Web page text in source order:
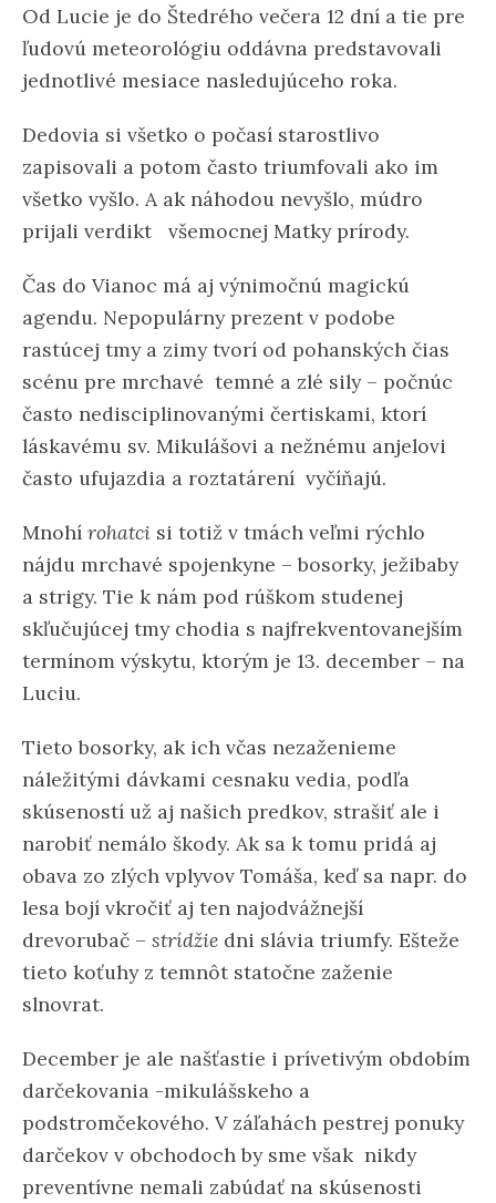
Od Lucie je do Štedrého večera 12 dní a tie pre
ľudovú meteorológiu oddávna predstavovali
jednotlivé mesiace nasledujúceho roka.
Dedovia si všetko o počasí starostlivo
zapisovali a potom často triumfovali ako im
všetko vyšlo. A ak náhodou nevyšlo, múdro
prijali verdikt všemocnej Matky prírody.
Čas do Vianoc má aj výnimočnú magickú
agendu. Nepopulárny prezent v podobe
rastúcej tmy a zimy tvorí od pohanských čias
scénu pre mrchavé temné a zlé sily – počnúc
často nedisciplinovanými čertiskami, ktorí
láskavému sv. Mikulášovi a nežnému anjelovi
často ufujazdia a roztatárení vyčíňajú.
Mnohí rohatci si totiž v tmách veľmi rýchlo
nájdu mrchavé spojenkyne – bosorky, ježibaby
a strigy. Tie k nám pod rúškom studenej
skľučujúcej tmy chodia s najfrekventovanejším
termínom výskytu, ktorým je 13. december – na
Luciu.
Tieto bosorky, ak ich včas nezaženieme
náležitými dávkami cesnaku vedia, podľa
skúseností už aj našich predkov, strašiť ale i
narobiť nemálo škody. Ak sa k tomu pridá aj
obava zo zlých vplyvov Tomáša, keď sa napr. do
lesa bojí vkročiť aj ten najodvážnejší
drevorubač – strídžie dni slávia triumfy. Ešteže
tieto koťuhy z temnôt statočne zaženie
slnovrat.
December je ale našťastie i prívetivým obdobím
darčekovania -mikulášskeho a
podstromčekového. V záľahách pestrej ponuky
darčekov v obchodoch by sme však nikdy
preventívne nemali zabúdať na skúsenosti